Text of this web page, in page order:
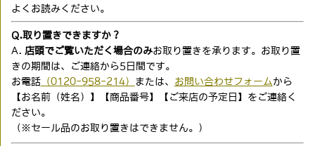
よくお読みください。
Q.取り置きできますか？
A. 店頭でご覧いただく場合のみお取り置きを承ります。お取り置
きの期間は、ご連絡から5日間です。
お電話（0120-958-214） または、 お問い合わせフォーム から
【お名前（姓名）】【商品番号】【ご来店の予定日】をご連絡く
ださい。
（※セール品のお取り置きはできません。）